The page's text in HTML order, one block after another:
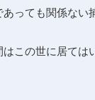
っても関係ない
この世に居ては